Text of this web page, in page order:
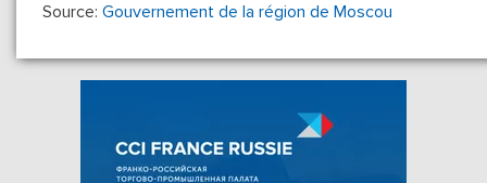
Source: Gouvernement de la région de Moscou